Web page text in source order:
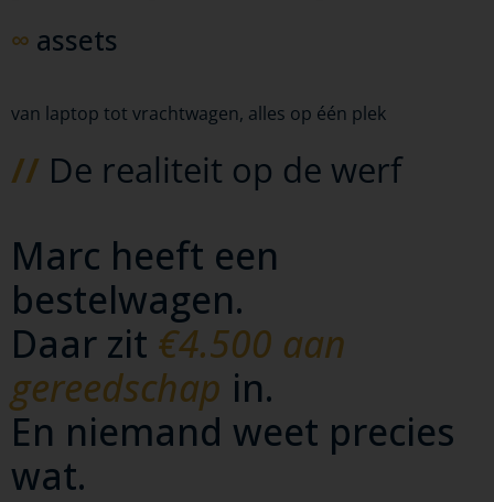
∞ assets
van laptop tot vrachtwagen, alles op één plek
// De realiteit op de werf
Marc heeft een
bestelwagen.
Daar zit €4.500 aan
gereedschap in.
En niemand weet precies
wat.